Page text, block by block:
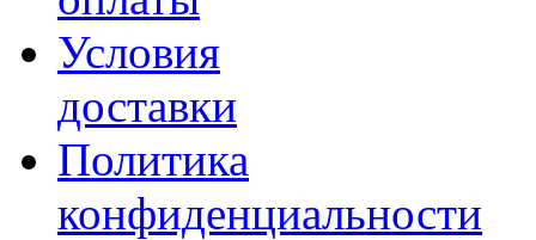
Условия
доставки
Политика
конфиденциальности